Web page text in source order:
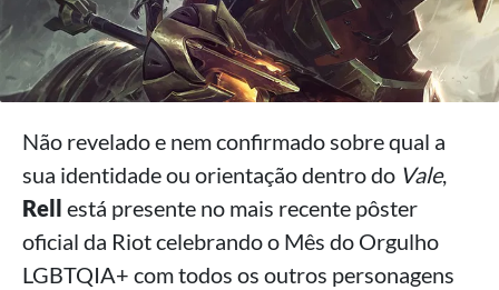
Não revelado e nem confirmado sobre qual a
sua identidade ou orientação dentro do Vale,
Rell
está presente no mais recente pôster
oficial da Riot celebrando o Mês do Orgulho
LGBTQIA+ com todos os outros personagens